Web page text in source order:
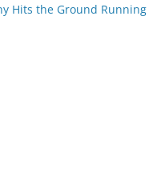
Hits the Ground Running